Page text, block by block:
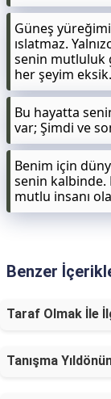
Güneş
ıslatmaz.
senin mutluluk
her şeyim
Bu hayatta
var; Şimdi ve
Benim için
senin kalbinde.
mutlu insanı
Benzer
Taraf Olmak İle
Tanışma